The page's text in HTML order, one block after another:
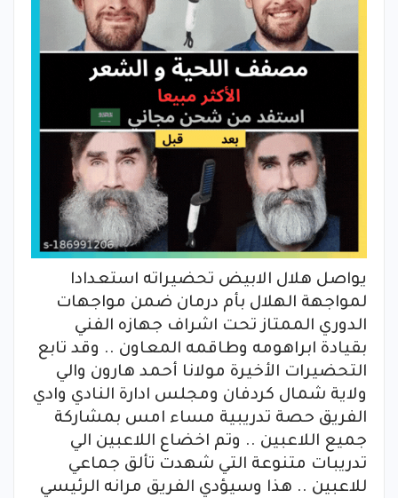
يواصل هلال الابيض تحضيراته استعدادا
لمواجهة الهلال بأم درمان ضمن مواجهات
الدوري الممتاز تحت اشراف جهازه الفني
بقيادة ابراهومه وطاقمه المعاون .. وقد تابع
التحضيرات الأخيرة مولانا أحمد هارون والي
ولاية شمال كردفان ومجلس ادارة النادي وادي
الفريق حصة تدريبية مساء امس بمشاركة
جميع اللاعبين .. وتم اخضاع اللاعبين الي
تدريبات متنوعة التي شهدت تألق جماعي
للاعبين .. هذا وسيؤدي الفريق مرانه الرئيسي